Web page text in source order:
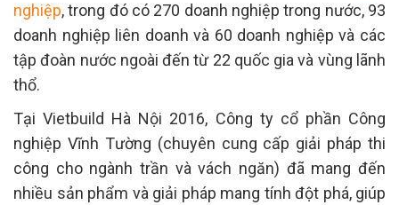
nghiệp, trong đó có 270 doanh nghiệp trong nước, 93
doanh nghiệp liên doanh và 60 doanh nghiệp và các
tập đoàn nước ngoài đến từ 22 quốc gia và vùng lãnh
thổ.
Tại Vietbuild Hà Nội 2016, Công ty cổ phần Công
nghiệp Vĩnh Tường (chuyên cung cấp giải pháp thi
công cho ngành trần và vách ngăn) đã mang đến
nhiều sản phẩm và giải pháp mang tính đột phá, giúp